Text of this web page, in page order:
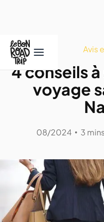
Avis
4 conseils
voyage
08/2024 • 3